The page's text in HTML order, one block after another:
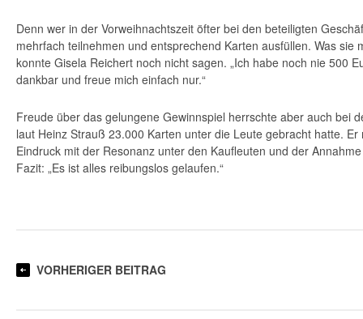
Denn wer in der Vorweihnachtszeit öfter bei den beteiligten
mehrfach teilnehmen und entsprechend Karten ausfüllen. Was sie
konnte Gisela Reichert noch nicht sagen. „Ich habe noch nie 500
dankbar und freue mich einfach nur.“
Freude über das gelungene Gewinnspiel herrschte aber auch bei
laut Heinz Strauß 23.000 Karten unter die Leute gebracht hatte.
Eindruck mit der Resonanz unter den Kaufleuten und der
Fazit: „Es ist alles reibungslos gelaufen.“
VORHERIGER BEITRAG